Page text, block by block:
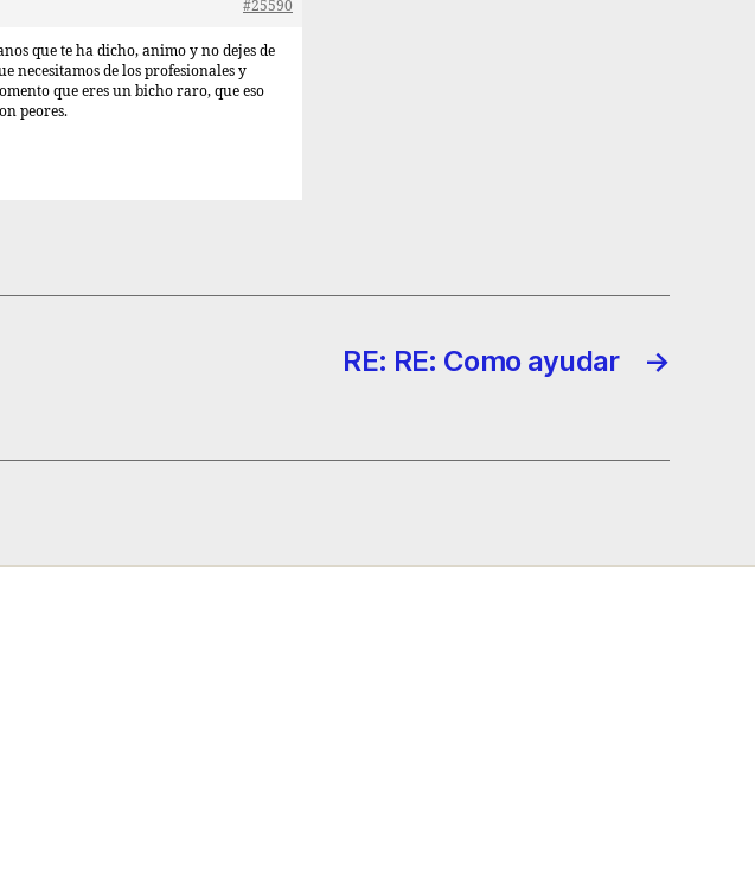
#25590
que te ha dicho, animo y no dejes de
necesitamos de los profesionales y
que eres un bicho raro, que eso
peores.
→
RE: RE: Como ayudar